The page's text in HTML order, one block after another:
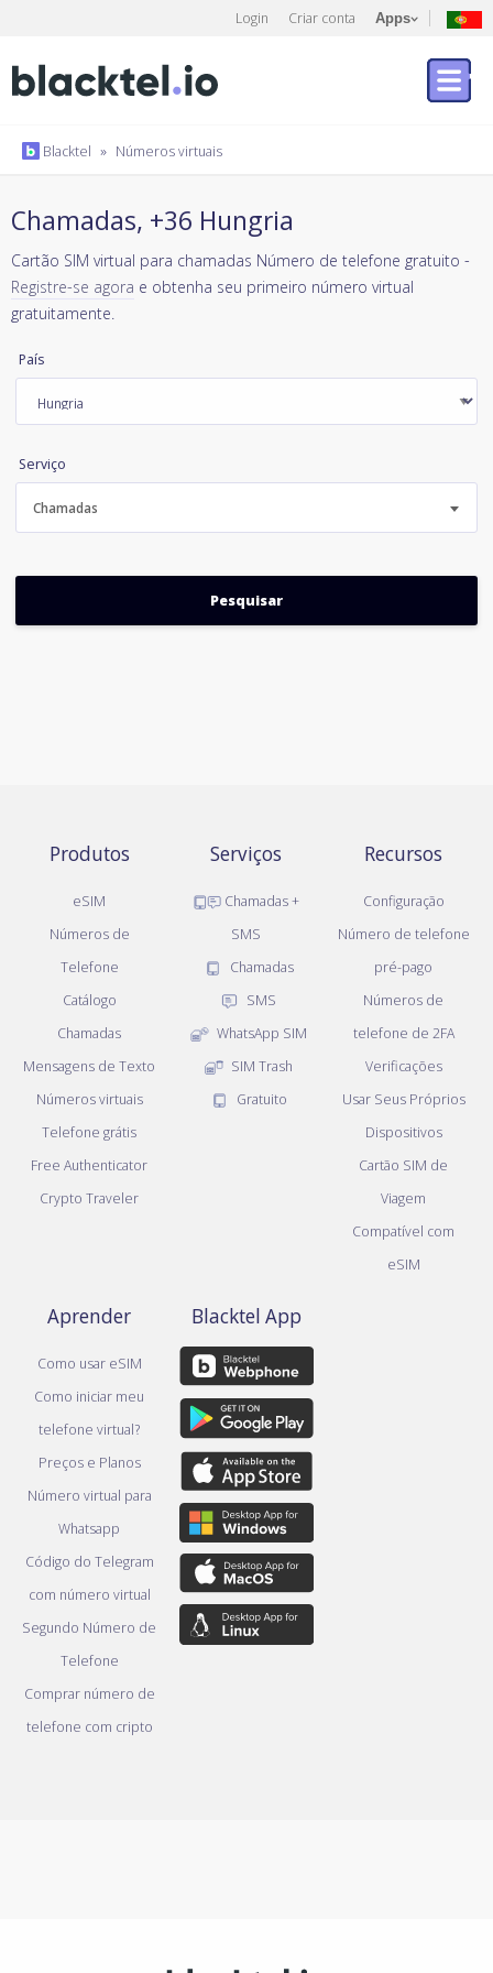
Login Criar conta Apps
Blacktel » Números virtuais
Chamadas, +36 Hungria
Cartão SIM virtual para chamadas Número de telefone gratuito -
Registre-se agora e obtenha seu primeiro número virtual
gratuitamente.
País
Serviço
Chamadas
Produtos
eSIM
Números de
Telefone
Catálogo
Chamadas
Mensagens de Texto
Números virtuais
Telefone grátis
Free Authenticator
Crypto Traveler
Serviços
Chamadas +
SMS
Chamadas
SMS
WhatsApp SIM
SIM Trash
Gratuito
Recursos
Configuração
Número de telefone
pré-pago
Números de
telefone de 2FA
Verificações
Usar Seus Próprios
Dispositivos
Cartão SIM de
Viagem
Compatível com
eSIM
Aprender
Como usar eSIM
Como iniciar meu
telefone virtual?
Preços e Planos
Número virtual para
Whatsapp
Código do Telegram
com número virtual
Segundo Número de
Telefone
Comprar número de
telefone com cripto
Blacktel App